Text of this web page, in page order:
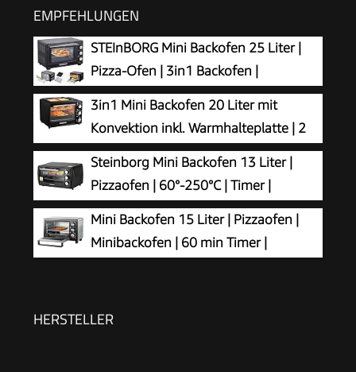
EMPFEHLUNGEN
STEInBORG Mini Backofen 25 Liter |
Pizza-Ofen | 3in1 Backofen |
Minibackofen | Miniofen | Krümelblech
| Ober-/Unterhitze | Konvektion | 60 minTimer |
1.600 Watt
3in1 Mini Backofen 20 Liter mit
Konvektion inkl. Warmhalteplatte | 2
Backbleche + Grillrost | Minibackofen | Pizza-
Ofen | zuschaltbare Umluft | abnehmbare
Grillplatte | 60 min.Timer | 1300W
Steinborg Mini Backofen 13 Liter |
Pizzaofen | 60°-250°C | Timer |
aufklappbares Krümelblech |
Minibackofen | Backofen | Kleiner Backofen | 900
Watt
Mini Backofen 15 Liter | Pizzaofen |
Minibackofen | 60 min Timer |
Kleiner Backofen | Energiesparend
HERSTELLER